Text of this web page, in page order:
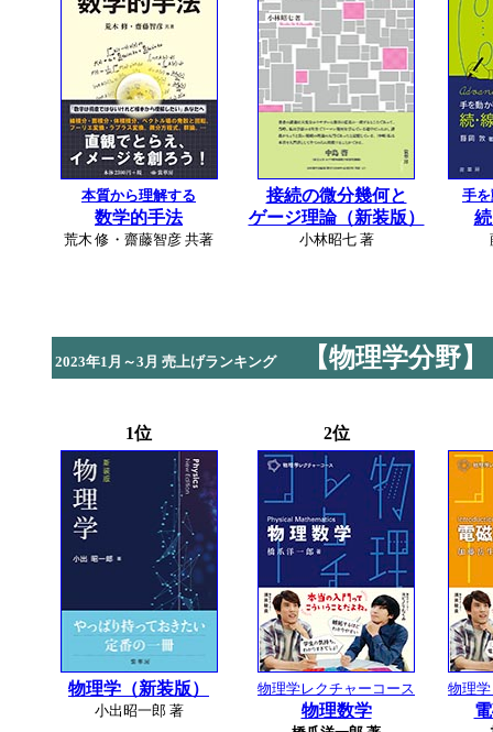
本質から理解する
数学的手法
荒木 修・齋藤智彦 共著
接続の微分幾何と
ゲージ理論（新装版）
小林昭七 著
手
2023年1月～3月 売上げランキング 【物理学分野】
1位
物理学（新装版）
小出昭一郎 著
2位
物理学レクチャーコース
物理数学
物理